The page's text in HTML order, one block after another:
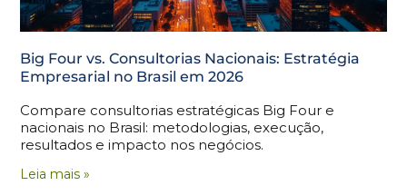
Big Four vs. Consultorias Nacionais: Estratégia
Empresarial no Brasil em 2026
Compare consultorias estratégicas Big Four e
nacionais no Brasil: metodologias, execução,
resultados e impacto nos negócios.
Leia mais »